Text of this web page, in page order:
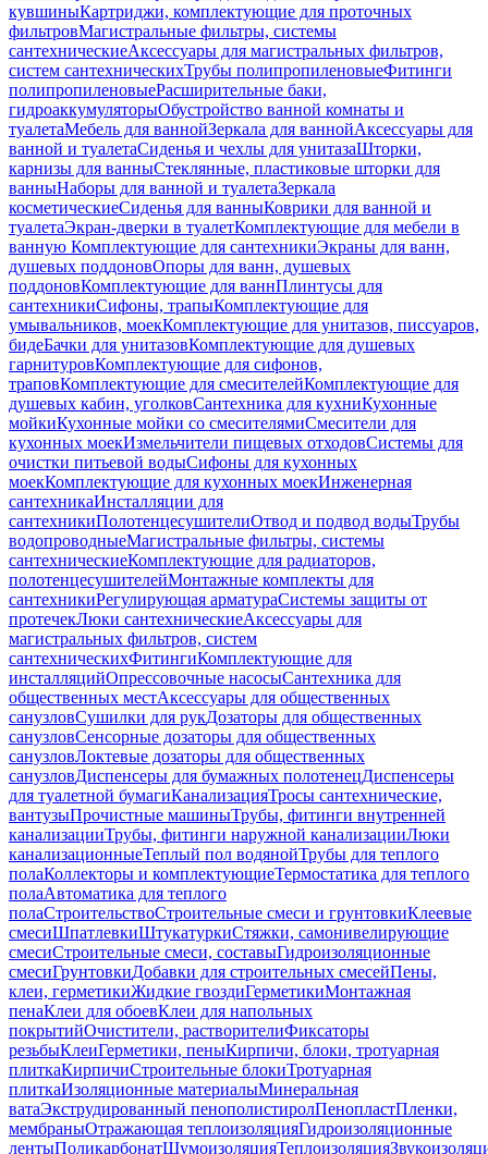
кувшиныКартриджи, комплектующие для проточных
фильтровМагистральные фильтры, системы
сантехническиеАксессуары для магистральных фильтров,
систем сантехническихТрубы полипропиленовыеФитинги
полипропиленовыеРасширительные баки,
гидроаккумуляторыОбустройство ванной комнаты и
туалетаМебель для ваннойЗеркала для ваннойАксессуары для
ванной и туалетаСиденья и чехлы для унитазаШторки,
карнизы для ванныСтеклянные, пластиковые шторки для
ванныНаборы для ванной и туалетаЗеркала
косметическиеСиденья для ванныКоврики для ванной и
туалетаЭкран-дверки в туалетКомплектующие для мебели в
ванную Комплектующие для сантехникиЭкраны для ванн,
душевых поддоновОпоры для ванн, душевых
поддоновКомплектующие для ваннПлинтусы для
сантехникиСифоны, трапыКомплектующие для
умывальников, моекКомплектующие для унитазов, писсуаров,
бидеБачки для унитазовКомплектующие для душевых
гарнитуровКомплектующие для сифонов,
траповКомплектующие для смесителейКомплектующие для
душевых кабин, уголковСантехника для кухниКухонные
мойкиКухонные мойки со смесителямиСмесители для
кухонных моекИзмельчители пищевых отходовСистемы для
очистки питьевой водыСифоны для кухонных
моекКомплектующие для кухонных моекИнженерная
сантехникаИнсталляции для
сантехникиПолотенцесушителиОтвод и подвод водыТрубы
водопроводныеМагистральные фильтры, системы
сантехническиеКомплектующие для радиаторов,
полотенцесушителейМонтажные комплекты для
сантехникиРегулирующая арматураСистемы защиты от
протечекЛюки сантехническиеАксессуары для
магистральных фильтров, систем
сантехническихФитингиКомплектующие для
инсталляцийОпрессовочные насосыСантехника для
общественных местАксессуары для общественных
санузловСушилки для рукДозаторы для общественных
санузловСенсорные дозаторы для общественных
санузловЛоктевые дозаторы для общественных
санузловДиспенсеры для бумажных полотенецДиспенсеры
для туалетной бумагиКанализацияТросы сантехнические,
вантузыПрочистные машиныТрубы, фитинги внутренней
канализацииТрубы, фитинги наружной канализацииЛюки
канализационныеТеплый пол водянойТрубы для теплого
полаКоллекторы и комплектующиеТермостатика для теплого
полаАвтоматика для теплого
полаСтроительствоСтроительные смеси и грунтовкиКлеевые
смесиШпатлевкиШтукатуркиСтяжки, самонивелирующие
смесиСтроительные смеси, составыГидроизоляционные
смесиГрунтовкиДобавки для строительных смесейПены,
клеи, герметикиЖидкие гвоздиГерметикиМонтажная
пенаКлеи для обоевКлеи для напольных
покрытийОчистители, растворителиФиксаторы
резьбыКлеиГерметики, пеныКирпичи, блоки, тротуарная
плиткаКирпичиСтроительные блокиТротуарная
плиткаИзоляционные материалыМинеральная
ватаЭкструдированный пенополистиролПенопластПленки,
мембраныОтражающая теплоизоляцияГидроизоляционные
лентыПоликарбонатШумоизоляцияТеплоизоляция